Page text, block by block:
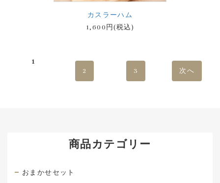
カスラーハム
1,600円(税込)
1
2
3 次へ
商品カテゴリー
おまかせセット